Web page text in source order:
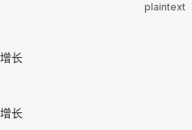
plaintext
长
长